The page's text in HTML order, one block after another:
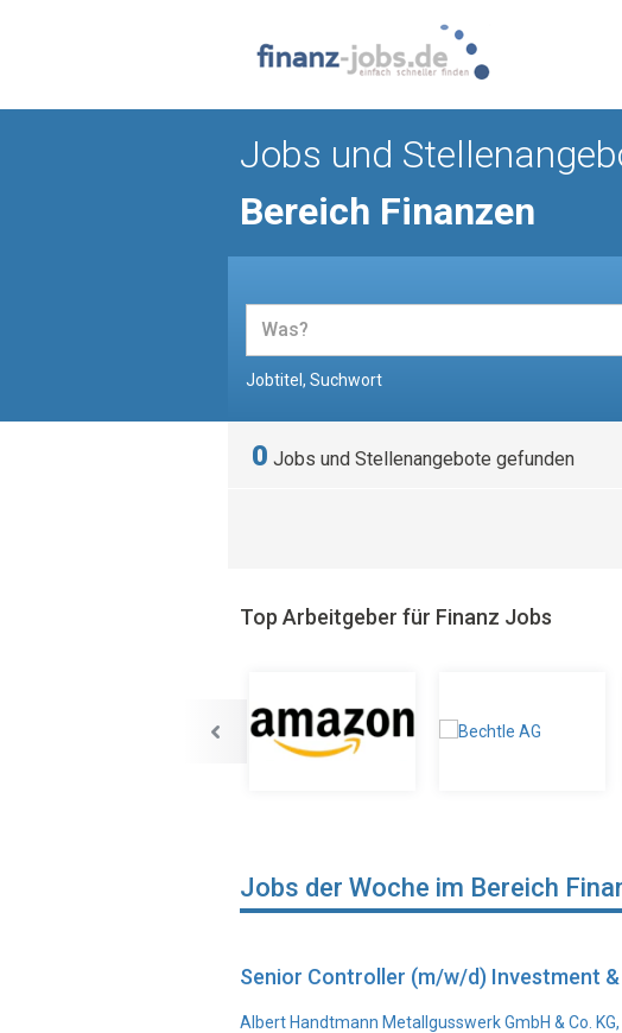
Jobs und
Bereich Finanzen
Jobtitel, Suchwort
0 Jobs und Stellenangebote gefunden
Top Arbeitgeber für Finanz Jobs
Jobs der Woche im Bereich
Senior Controller (m/w/d) Investment &
Albert Handtmann Metallgusswerk GmbH & Co.